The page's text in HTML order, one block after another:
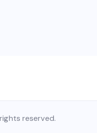
reserved.